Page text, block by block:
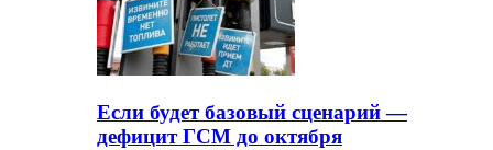
Если будет базовый сценарий —
дефицит ГСМ до октября